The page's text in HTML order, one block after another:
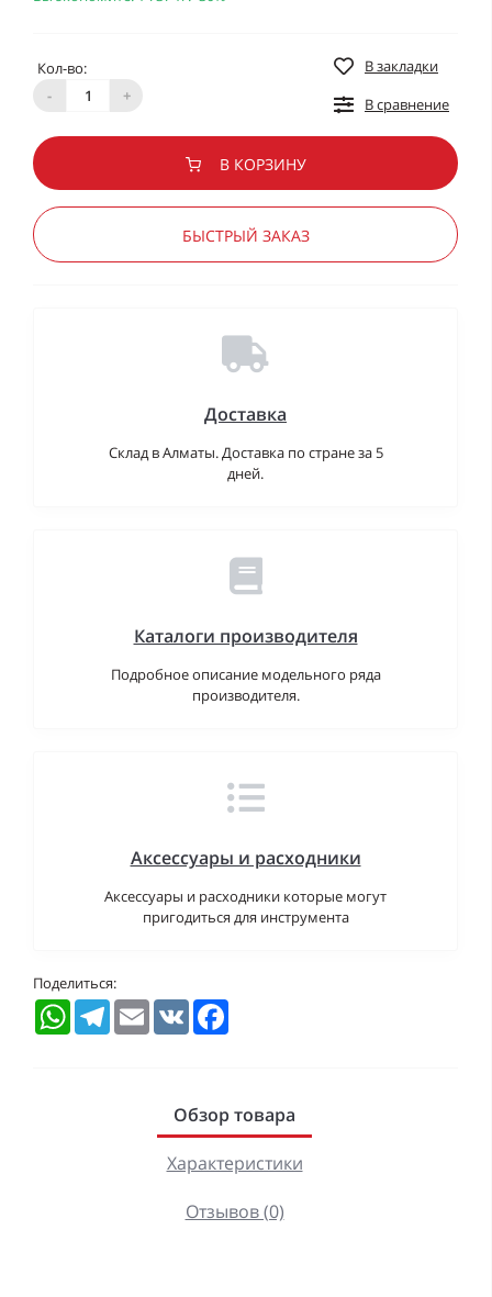
Кол-во:
-
+
В закладки
В сравнение
В КОРЗИНУ
БЫСТРЫЙ ЗАКАЗ
Доставка
Склад в Алматы. Доставка по стране за 5
дней.
Каталоги производителя
Подробное описание модельного ряда
производителя.
Аксессуары и расходники
Аксессуары и расходники которые могут
пригодиться для инструмента
Поделиться:
WhatsAppTelegramEmail VK
Обзор товара
Характеристики
Отзывов (0)